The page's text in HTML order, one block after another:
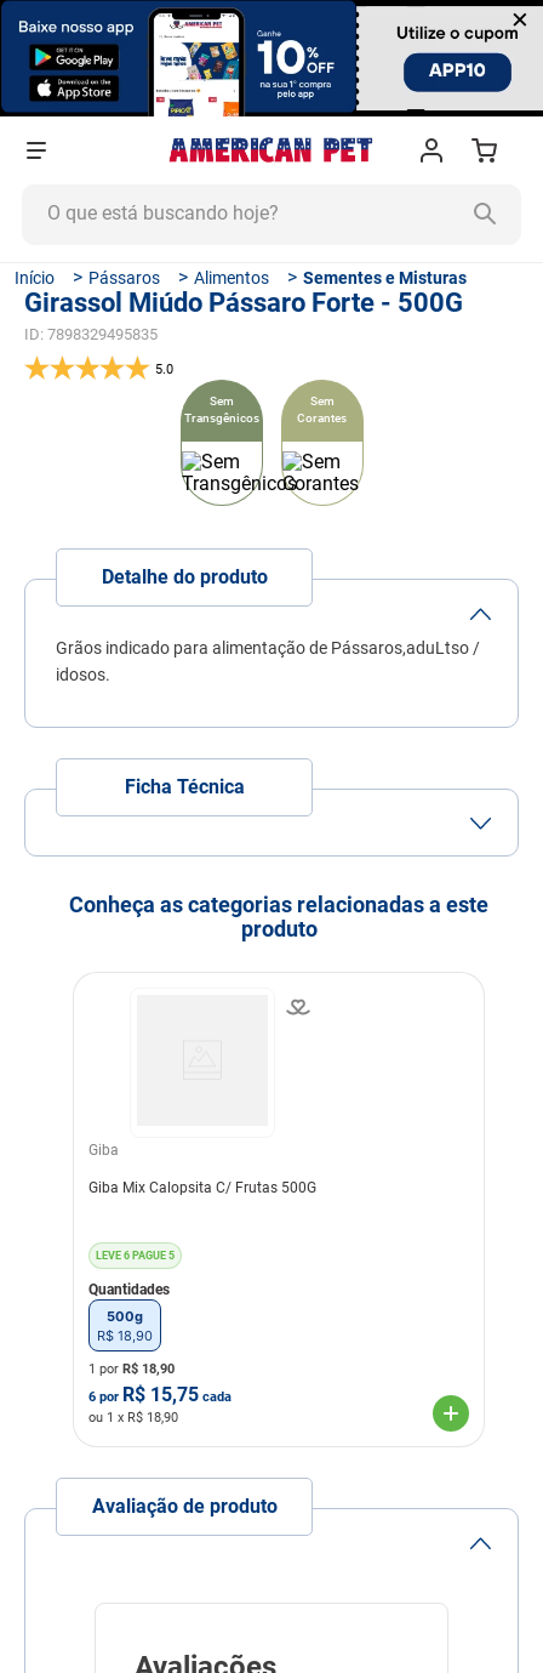
×
Pássaros Alimentos Sementes e Misturas
Girassol Miúdo Pássaro Forte - 500G
ID: 7898329495835
5.0
Sem
Transgênicos
Sem
Corantes
Detalhe do produto
Grãos indicado para alimentação de Pássaros,aduLtso /
idosos.
Ficha Técnica
Pequeno Médio
Grande
Idade AdultoIdoso
Modo de uso
Fornecer à livre acesso em
cocho,limpo mantendo
Transgênico
Sabor
Conheça as categorias relacionadas a este
produto
Giba
Giba Mix Calopsita C/ Frutas 500G
LEVE 6 PAGUE 5
Quantidades
500g
R$ 18 90
1 por R$ 18,90
6 por R$ 15,75 cada
ou 1 x R$ 18,90
Avaliação de produto
TERMOS MAIS BUSCADOS
1 º
ração cachorro
tapete higiênico
5º
ração
8º
sachê gato
9º
ração úmida